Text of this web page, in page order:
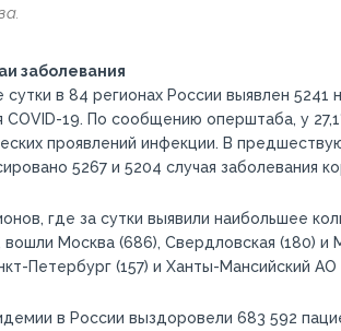
заболевания
сутки в 84 регионах России выявлен 5241
COVID-19. По сообщению оперштаба, у
проявлений инфекции. В
5267 и 5204 случая заболевания
где за сутки выявили наибольшее
вошли Москва (686), Свердловская (180) и
Петербург (157) и Ханты-Мансийский АО
в России выздоровели 683 592